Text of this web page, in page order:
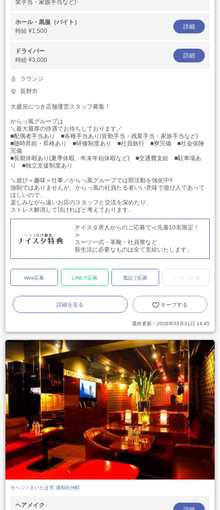
業手当・家族手当など)
ホール・黒服（バイト）
時給 ¥1,500
詳細
ドライバー
時給 ¥3,000
詳細
ラウンジ
長野市
大盛況につき店舗運営スタッフ募集！
からっ風グループは
＼最大最厚の待遇でお待ちしております／
■配偶者手当あり ■各種手当あり(皆勤手当・残業手当・家族手当など)
■随時昇給・昇格あり ■研修制度あり ■社員旅行 ■寮完備 ■社会保険
完備
■長期休暇あり(夏季休暇、年末年始休暇など) ■交通費支給 ■駐車場あ
り ■独立支援制度あり
＼遊び＝趣味＝仕事／からっ風グループでは部活動を強化中!!
強制ではありませんが、からっ風の社員たる者いい意味で遊び人であって
ほしいので、
楽しみながら遠いお店のスタッフと交流を深めたり、
ストレス解消して頂ければと考えております...
ナイスタ求人からのご応募で≪先着10名限定！
≫
スーツ一式・革靴・社員寮など
新生活に必要なものは全て支給いたします。
Web応募 LINEで応募 電話で応募 メールで応募
詳細を見る キープする
最終更新： 2026年03月31日 14:45
モヘジ / さいたま市 浦和区仲町
ヘアメイク